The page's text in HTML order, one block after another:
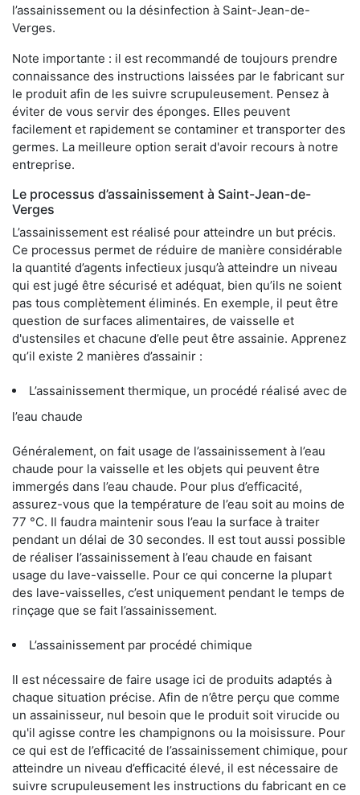
l’assainissement ou la désinfection à Saint-Jean-de-
Verges.
Note importante : il est recommandé de toujours prendre
connaissance des instructions laissées par le fabricant sur
le produit afin de les suivre scrupuleusement. Pensez à
éviter de vous servir des éponges. Elles peuvent
facilement et rapidement se contaminer et transporter des
germes. La meilleure option serait d'avoir recours à notre
entreprise.
Le processus d’assainissement à Saint-Jean-de-
Verges
L’assainissement est réalisé pour atteindre un but précis.
Ce processus permet de réduire de manière considérable
la quantité d’agents infectieux jusqu’à atteindre un niveau
qui est jugé être sécurisé et adéquat, bien qu’ils ne soient
pas tous complètement éliminés. En exemple, il peut être
question de surfaces alimentaires, de vaisselle et
d'ustensiles et chacune d’elle peut être assainie. Apprenez
qu’il existe 2 manières d’assainir :
L’assainissement thermique, un procédé réalisé avec de
l’eau chaude
Généralement, on fait usage de l’assainissement à l’eau
chaude pour la vaisselle et les objets qui peuvent être
immergés dans l’eau chaude. Pour plus d’efficacité,
assurez-vous que la température de l’eau soit au moins de
77 °C. Il faudra maintenir sous l’eau la surface à traiter
pendant un délai de 30 secondes. Il est tout aussi possible
de réaliser l’assainissement à l’eau chaude en faisant
usage du lave-vaisselle. Pour ce qui concerne la plupart
des lave-vaisselles, c’est uniquement pendant le temps de
rinçage que se fait l’assainissement.
L’assainissement par procédé chimique
Il est nécessaire de faire usage ici de produits adaptés à
chaque situation précise. Afin de n’être perçu que comme
un assainisseur, nul besoin que le produit soit virucide ou
qu'il agisse contre les champignons ou la moisissure. Pour
ce qui est de l’efficacité de l’assainissement chimique, pour
atteindre un niveau d’efficacité élevé, il est nécessaire de
suivre scrupuleusement les instructions du fabricant en ce